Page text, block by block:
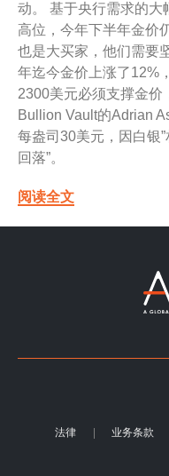
动。 基于央行需求的大
高位，今年下半年金价
也是大买家，他们需要
年迄今金价上涨了12%
2300美元必须支撑金价
Bullion Vault的Adrian
每盎司30美元，因白银
回落”。
阅读全文
法律 业务条款